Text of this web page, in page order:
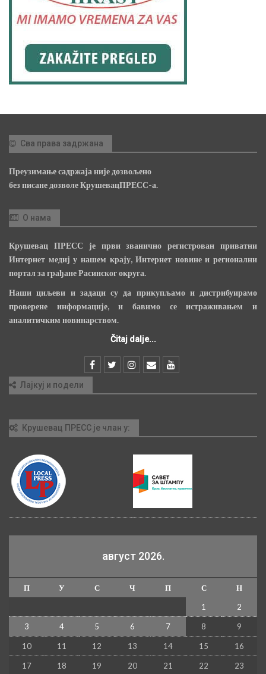
Сва права задржана
Преузимање садржаја није дозвољено
без писане дозволе КрушевацПРЕСС-а.
О нама
Крушевац ПРЕСС је први званично регистрован приватни
Интернет медиј у нашем крају, Интернет новине и регионални
портал за грађане Расинског округа.
Наши циљеви и задаци су да прикупљамо и дистрибуирамо
проверене информације, и бавимо се истраживањем и
аналитичким новинарством.
Čitaj dalje...
Лајкуј и подели
Крушевац ПРЕСС је члан у:
август 2026.
П У С Ч П С
Н
1
2
3 4 5 6 7 8 9
10 11 12 13 14 15 16
17 18 19 20 21 22 23